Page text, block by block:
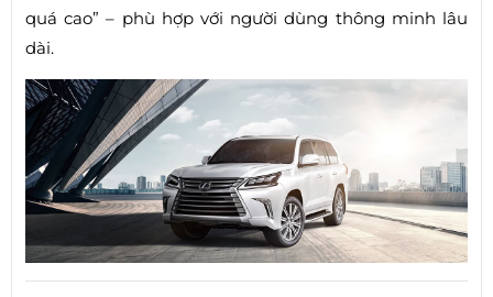
quá cao” – phù hợp với người dùng thông minh lâu
dài.